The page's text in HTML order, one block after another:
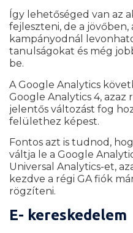
Így lehetőséged van az
fejleszteni, de a jövőben,
kampányodnál
tanulságokat és még
be.
A Google Analytics
Google Analytics 4, azaz
jelentős változást fog
felülethez képest.
Fontos azt is tudnod,
váltja le a Google
Universal Analytics-et,
kezdve a régi GA fiók
rögzíteni.
E- kereskedelem